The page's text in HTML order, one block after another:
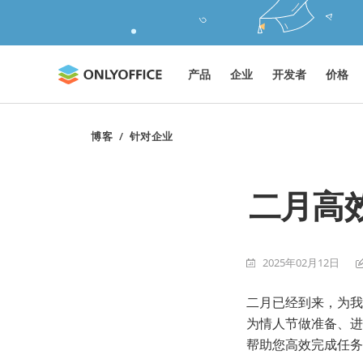
产品 企业 开发者 价格
博客 / 针对企业
二月高
2025年02月12日
二月已经到来，为
为情人节做准备、
帮助您高效完成任